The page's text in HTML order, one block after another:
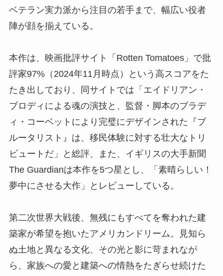
ベテラン実力派から注目の若手まで、幅広い役者
陣が顔を揃えている。
本作は、映画批評サイト「Rotten Tomatoes」で批
評家97%（2024年11月時点）という高スコアをた
たき出しており、同サイトでは「エイドリアン・
ブロディによる魂の演技と、監督・脚本のブラデ
ィ・コーベットにより完璧にデザインされた『ブ
ルータリスト』は、移民体験に対する壮大なトリ
ビュートだ」と総評、また、イギリスの大手新聞
The Guardianは本作を5つ星とし、「素晴らしい！
夢中にさせる大作」とレビューしている。
第二次世界大戦後、無残にもすべてを奪われた建
築家が希望を抱いたアメリカンドリーム。見知ら
ぬ土地と異なる文化、その光と影に苛まれなが
ら、家族への愛と建築への情熱をたぎらせ続けた